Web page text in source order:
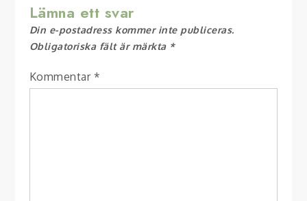
Lämna ett svar
Din e-postadress kommer inte publiceras.
Obligatoriska fält är märkta *
Kommentar *